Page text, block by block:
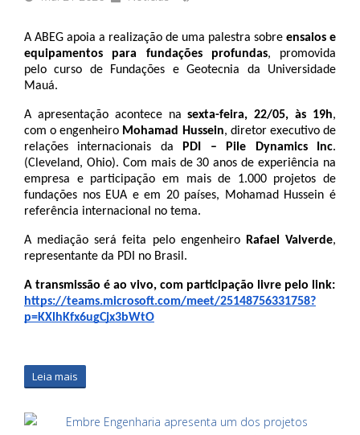
A ABEG apoia a realização de uma palestra sobre ensaios e
equipamentos para fundações profundas, promovida
pelo curso de Fundações e Geotecnia da Universidade
Mauá.
A apresentação acontece na sexta-feira, 22/05, às 19h,
com o engenheiro Mohamad Hussein, diretor executivo de
relações internacionais da
PDI – Pile Dynamics Inc.
(Cleveland, Ohio). Com mais de 30 anos de experiência na
empresa e participação em mais de 1.000 projetos de
fundações nos EUA e em 20 países, Mohamad Hussein é
referência internacional no tema.
A mediação será feita pelo engenheiro Rafael Valverde,
representante da PDI no Brasil.
A transmissão é ao vivo, com participação livre pelo link:
https://teams.microsoft.com/meet/25148756331758?
p=KXlhKfx6ugCjx3bWtO
Leia mais